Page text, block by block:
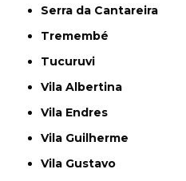
Serra da Cantareira
Tremembé
Tucuruvi
Vila Albertina
Vila Endres
Vila Guilherme
Vila Gustavo